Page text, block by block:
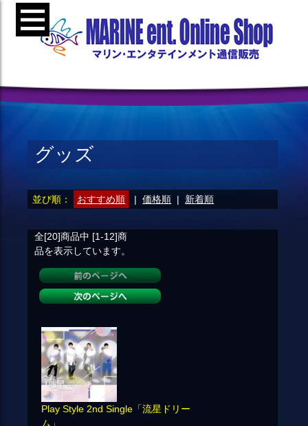
グッズ
並び順： おすすめ順 |価格順 | 新着順
全[20]商品中 [1-12]商
品を表示しています。
Play Style 2nd Single「流星ドリー
ム」